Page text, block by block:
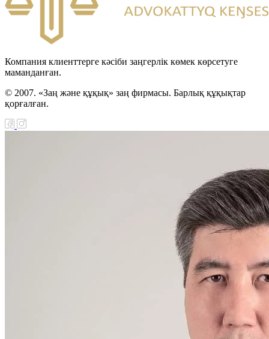
Компания клиенттерге кәсіби заңгерлік көмек көрсетуге
маманданған.
© 2007. «Заң және құқық» заң фирмасы. Барлық құқықтар
қорғалған.